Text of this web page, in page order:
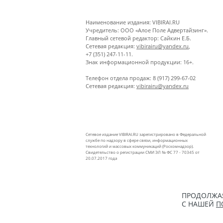
Наименование издания: VIBIRAI.RU
Учредитель: ООО «Алое Поле Адвертайзинг».
Главный сетевой редактор: Сайкин Е.Б.
Сетевая редакция: vibirairu@yandex.ru
+7 (351) 247-11-11.
Знак информационной продукции: 16+.
Телефон отдела продаж: 8 (917) 299-67-02
Сетевая редакция: vibirairu@yandex.ru
Сетевое издание VIBIRAI.RU зарегистрировано в Федеральной
службе по надзору в сфере связи, информационных
технологий и массовых коммуникаций (Роскомнадзор).
Свидетельство о регистрации СМИ ЭЛ № ФС 77 - 70345 от
20.07.2017 года
С НАШЕЙ